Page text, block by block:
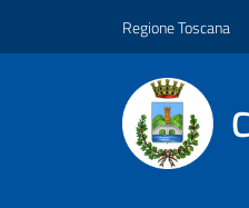
Regione Toscana